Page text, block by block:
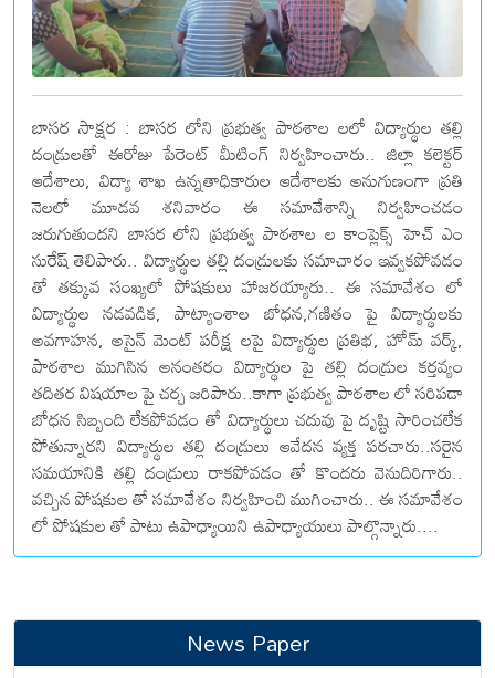
బాసర సాక్షర : బాసర లోని ప్రభుత్వ పాఠశాల లలో విద్యార్థుల తల్లి
దండ్రులతో ఈరోజు పేరెంట్ మీటింగ్ నిర్వహించారు.. జిల్లా కలెక్టర్
ఆదేశాలు, విద్యా శాఖ ఉన్నతాధికారుల ఆదేశాలకు అనుగుణంగా ప్రతి
నెలలో మూడవ శనివారం ఈ సమావేశాన్ని నిర్వహించడం
జరుగుతుందని బాసర లోని ప్రభుత్వ పాఠశాల ల కాంప్లెక్స్ హెచ్ ఎం
సురేష్ తెలిపారు.. విద్యార్థుల తల్లి దండ్రులకు సమాచారం ఇవ్వకపోవడం
తో తక్కువ సంఖ్యలో పోషకులు హాజరయ్యారు.. ఈ సమావేశం లో
విద్యార్థుల నడవడిక, పాట్యాంశాల బోధన,గణితం పై విద్యార్థులకు
అవగాహన, అసైన్ మెంట్ పరీక్ష లపై విద్యార్థుల ప్రతిభ, హోమ్ వర్క్,
పాఠశాల ముగిసిన అనంతరం విద్యార్థుల పై తల్లి దండ్రుల కర్తవ్యం
తదితర విషయాల పై చర్చ జరిపారు..కాగా ప్రభుత్వ పాఠశాల లో సరిపడా
బోధన సిబ్బంది లేకపోవడం తో విద్యార్థులు చదువు పై దృష్టి సారించలేక
పోతున్నారని విద్యార్థుల తల్లి దండ్రులు ఆవేదన వ్యక్త పరచారు..సరైన
సమయానికి తల్లి దండ్రులు రాకపోవడం తో కొందరు వెనుదిరిగారు..
వచ్చిన పోషకుల తో సమావేశం నిర్వహించి ముగించారు.. ఈ సమావేశం
లో పోషకుల తో పాటు ఉపాధ్యాయిని ఉపాధ్యాయులు పాల్గొన్నారు....
News Paper